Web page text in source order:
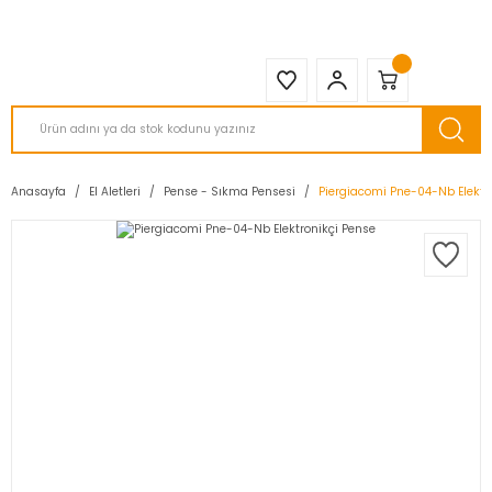
Anasayfa El Aletleri Pense - Sıkma Pensesi Piergiacomi Pne-04-Nb